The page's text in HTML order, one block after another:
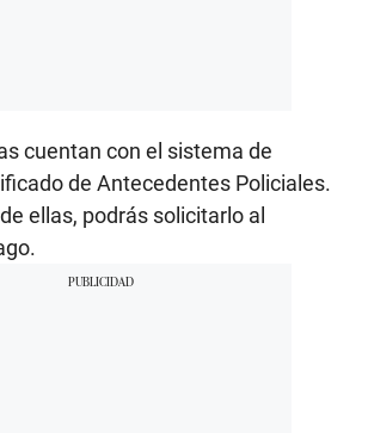
cuentan con el sistema de
de Antecedentes Policiales.
ellas, podrás solicitarlo al